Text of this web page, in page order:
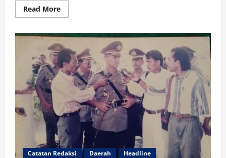
Read MoreRead
more
Prioritas
Catatan Redaksi Daerah
Headline